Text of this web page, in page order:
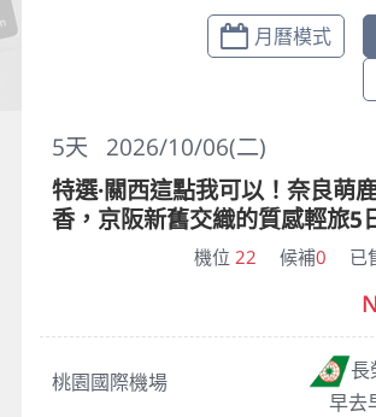
月曆模式
2026/10/06(二)
5天
特選·關西這點我可以！奈良萌
香，京阪新舊交織的質感輕旅5
機位 22 候補0 已
桃園國際機場
長
早去